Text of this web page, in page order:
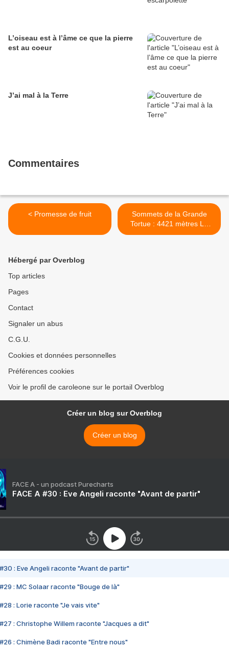
L’oiseau est à l’âme ce que la pierre
est au coeur
J’ai mal à la Terre
Commentaires
< Promesse de fruit
Sommets de la Grande
Tortue : 4421 mètres Le
mont Whitney >
Hébergé par Overblog
Top articles
Pages
Contact
Signaler un abus
C.G.U.
Cookies et données personnelles
Préférences cookies
Voir le profil de caroleone sur le portail Overblog
Créer un blog sur Overblog
Créer un blog
FACE A - un podcast Purecharts
FACE A #30 : Eve Angeli raconte "Avant de partir"
#30 : Eve Angeli raconte "Avant de partir"
#29 : MC Solaar raconte "Bouge de là"
#28 : Lorie raconte "Je vais vite"
#27 : Christophe Willem raconte "Jacques a dit"
#26 : Chimène Badi raconte "Entre nous"